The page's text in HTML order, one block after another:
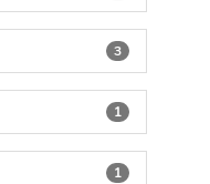
3
1
1